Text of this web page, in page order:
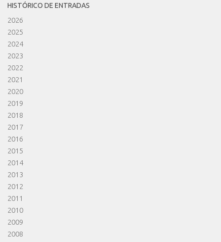
HISTÓRICO DE ENTRADAS
2026
2025
2024
2023
2022
2021
2020
2019
2018
2017
2016
2015
2014
2013
2012
2011
2010
2009
2008